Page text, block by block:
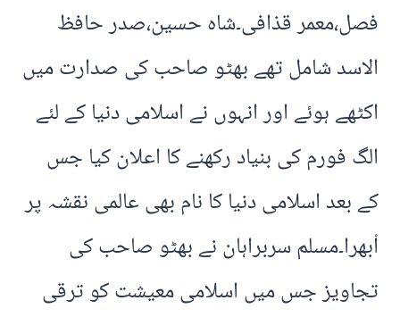
فصل،معمر قذافی۔شاہ حسین،صدر حافظ
الاسد شامل تھے بھٹو صاحب کی صدارت میں
اکٹھے ہوئے اور انہوں نے اسلامی دنیا کے لئے
الگ فورم کی بنیاد رکھنے کا اعلان کیا جس
کے بعد اسلامی دنیا کا نام بھی عالمی نقشہ پر
اْبھرا۔مسلم سربراہان نے بھٹو صاحب کی
تجاویز جس میں اسلامی معیشت کو ترقی